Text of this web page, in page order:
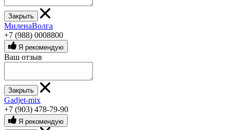
Закрыть
МиленаВолга
+7 (988) 0008800
Я рекомендую
Ваш отзыв
Закрыть
Gadjet-mix
+7 (903) 478-79-90
Я рекомендую